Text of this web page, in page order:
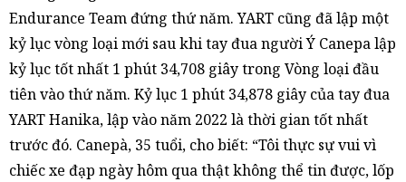
Endurance Team đứng thứ năm. YART cũng đã lập một
kỷ lục vòng loại mới sau khi tay đua người Ý Canepa lập
kỷ lục tốt nhất 1 phút 34,708 giây trong Vòng loại đầu
tiên vào thứ năm. Kỷ lục 1 phút 34,878 giây của tay đua
YART Hanika, lập vào năm 2022 là thời gian tốt nhất
trước đó. Canepà, 35 tuổi, cho biết: “Tôi thực sự vui vì
chiếc xe đạp ngày hôm qua thật không thể tin được, lốp